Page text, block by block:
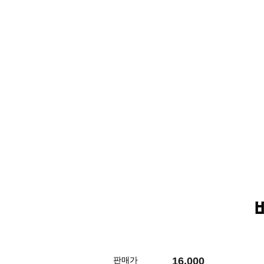
판매가 16,000